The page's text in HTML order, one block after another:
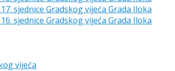
sjednice Gradskog vijeća Grada Iloka
sjednice Gradskog vijeća Grada Iloka
vijeća